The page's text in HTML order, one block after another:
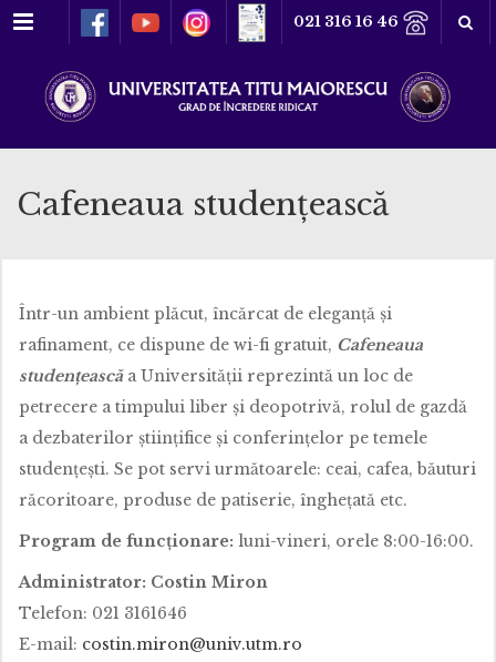
Meniu 021 316 16 46
Cafeneaua studențească
Într-un ambient plăcut, încărcat de eleganţă şi
rafinament, ce dispune de wi-fi gratuit, Cafeneaua
studențeascăa Universităţii reprezintă un loc de
petrecere a timpului liber şi deopotrivă, rolul de gazdă
a dezbaterilor ştiinţifice şi conferinţelor pe temele
studenţești. Se pot servi următoarele: ceai, cafea, băuturi
răcoritoare, produse de patiserie, îngheţată etc.
Program de funcţionare: luni-vineri, orele 8:00-16:00.
Administrator: Costin Miron
Telefon: 021 3161646
E-mail: costin.miron@univ.utm.ro